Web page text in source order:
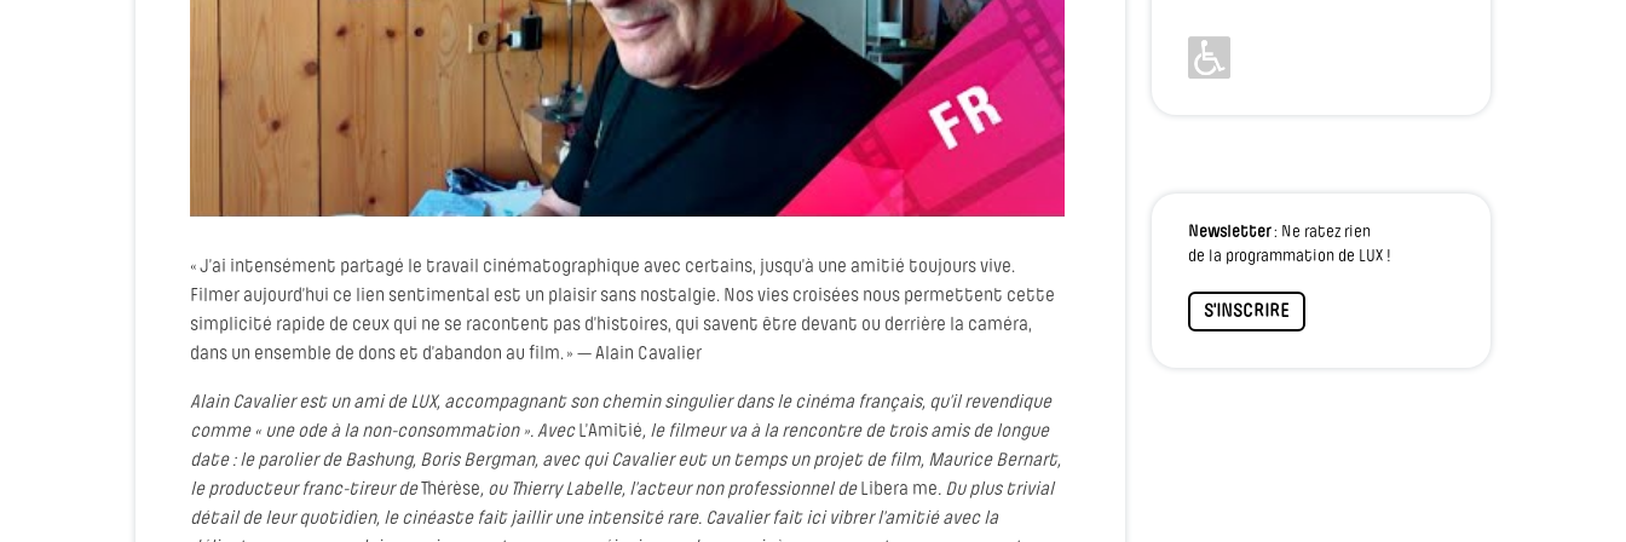
« J’ai intensément partagé le travail cinématographique avec certains, jusqu’à une amitié toujours vive.
Filmer aujourd’hui ce lien sentimental est un plaisir sans nostalgie. Nos vies croisées nous permettent cette
simplicité rapide de ceux qui ne se racontent pas d’histoires, qui savent être devant ou derrière la caméra,
dans un ensemble de dons et d’abandon au film. » — Alain Cavalier
Alain Cavalier est un ami de LUX, accompagnant son chemin singulier dans le cinéma français, qu’il revendique
comme « une ode à la non-consommation ». AvecL’Amitié, le filmeur va à la rencontre de trois amis de longue
date : le parolier de Bashung, Boris Bergman, avec qui Cavalier eut un temps un projet de film, Maurice Bernart,
le producteur franc-tireur de Thérèse, ou Thierry Labelle, l’acteur non professionnel deLibera me. Du plus trivial
détail de leur quotidien, le cinéaste fait jaillir une intensité rare. Cavalier fait ici vibrer l’amitié avec la
Newsletter: Ne ratez rien
de la programmation de LUX !
S'INSCRIRE